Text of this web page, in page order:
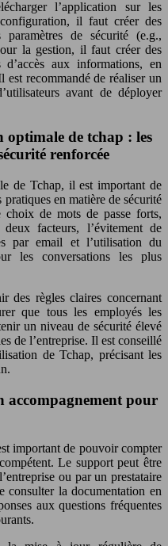
l’application sur les
il faut créer des
de sécurité (e.g.,
la gestion, il faut créer des
aux informations, en
recommandé de réaliser un
avant de déployer
optimale de tchap : les
renforcée
de Tchap, il est important de
en matière de sécurité
de mots de passe forts,
facteurs, l’évitement de
par email et l’utilisation du
les conversations les plus
des règles claires concernant
que tous les employés les
un niveau de sécurité élevé
de l’entreprise. Il est conseillé
de Tchap, précisant les
accompagnement pour
important de pouvoir compter
Le support peut être
ou par un prestataire
consulter la documentation en
aux questions fréquentes